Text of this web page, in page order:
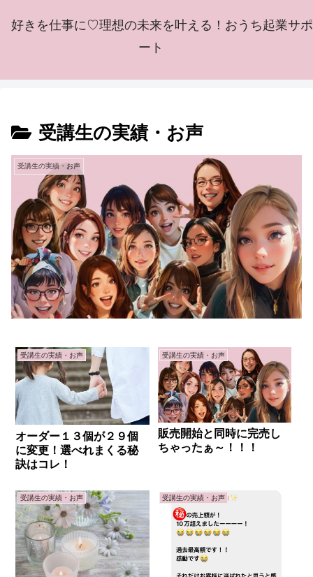
好きを仕事に♡理想の未来を叶える！おうち起業サポ
ート
受講生の実績・お声
受講生の実績・お声
受講生の実績・お声
オーダー１３個が２９個
に変更！選べれまくる秘
訣はコレ！
受講生の実績・お声
販売開始と同時に完売し
ちゃったぁ～！！！
受講生の実績・お声 受講生の実績・お声